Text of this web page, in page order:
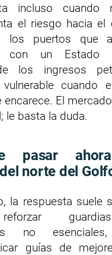
incluso cuando
el riesgo hacia el
los puertos que
con un Estado
los ingresos
vulnerable cuando
encarece. El
le basta la duda.
pasar
norte del
la respuesta suele
no
guías de